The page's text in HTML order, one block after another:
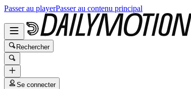
Passer au playerPasser au contenu principal
Rechercher
Se connecter